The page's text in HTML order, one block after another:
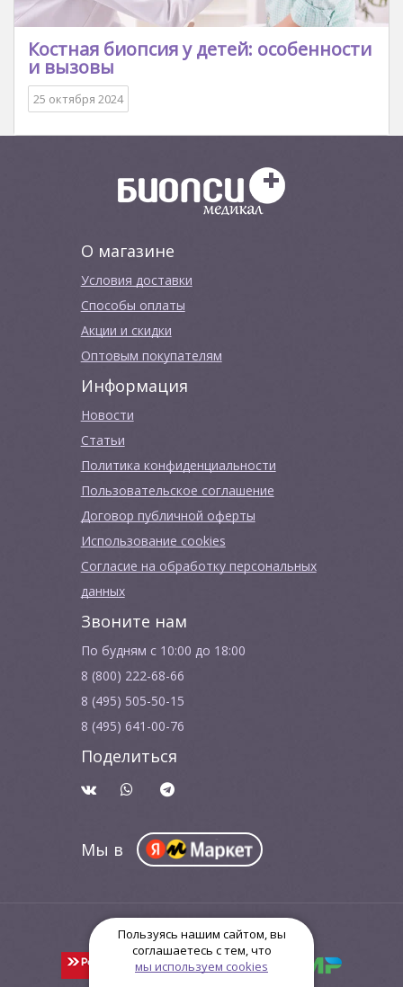
Костная биопсия у детей: особенности
и вызовы
25 октября 2024
О магазине
Условия доставки
Способы оплаты
Акции и скидки
Оптовым покупателям
Информация
Новости
Cтатьи
Политика конфиденциальности
Пользовательское соглашение
Договор публичной оферты
Использование cookies
Согласие на обработку персональных
данных
Звоните нам
По будням с 10:00 до 18:00
8 (800) 222-68-66
8 (495) 505-50-15
8 (495) 641-00-76
Поделиться
Мы в
© ООО "Биопси Медикал" 2015 - 2026
Пользуясь нашим сайтом, вы
соглашаетесь с тем, что
мы используем cookies